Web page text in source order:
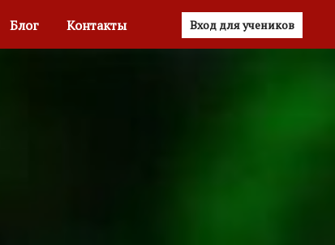
Блог Контакты Вход для учеников